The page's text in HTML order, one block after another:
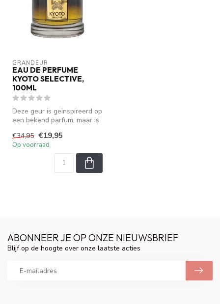
GRANDEUR
EAU DE PERFUME
KYOTO SELECTIVE,
100ML
Deze geur is geinspireerd op
een bekend parfum, maar is
€34,95 €19,95
Op voorraad
ABONNEER JE OP ONZE NIEUWSBRIEF
Blijf op de hoogte over onze laatste acties